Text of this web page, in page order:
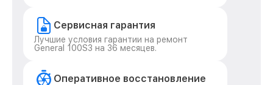
Сервисная гарантия
Лучшие условия гарантии на ремонт
General 100S3 на 36 месяцев.
Оперативное восстановление